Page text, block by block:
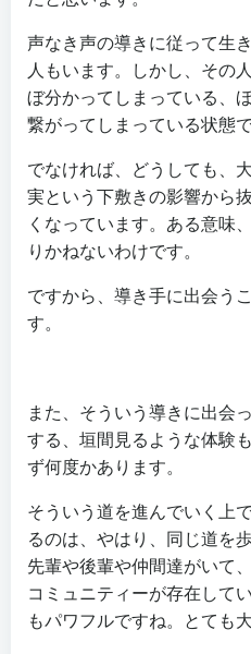
声なき声の導きに従って生
人もいます。しかし、その
ぼ分かってしまっている、
繋がってしまっている状態で
でなければ、どうしても、
実という下敷きの影響から
くなっています。ある意味
りかねないわけです。
ですから、導き手に出会う
す。
また、そういう導きに出会
する、垣間見るような体験
ず何度かあります。
そういう道を進んでいく上
るのは、やはり、同じ道を
先輩や後輩や仲間達がいて
コミュニティーが存在して
もパワフルですね。とても